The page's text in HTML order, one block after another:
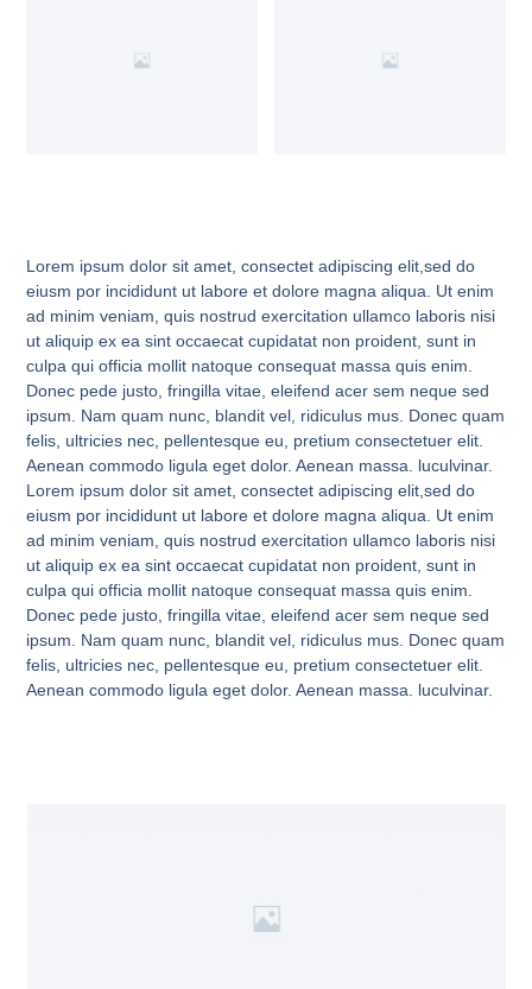
Lorem ipsum dolor sit amet, consectet adipiscing elit,sed do
eiusm por incididunt ut labore et dolore magna aliqua. Ut enim
ad minim veniam, quis nostrud exercitation ullamco laboris nisi
ut aliquip ex ea sint occaecat cupidatat non proident, sunt in
culpa qui officia mollit natoque consequat massa quis enim.
Donec pede justo, fringilla vitae, eleifend acer sem neque sed
ipsum. Nam quam nunc, blandit vel, ridiculus mus. Donec quam
felis, ultricies nec, pellentesque eu, pretium consectetuer elit.
Aenean commodo ligula eget dolor. Aenean massa. luculvinar.
Lorem ipsum dolor sit amet, consectet adipiscing elit,sed do
eiusm por incididunt ut labore et dolore magna aliqua. Ut enim
ad minim veniam, quis nostrud exercitation ullamco laboris nisi
ut aliquip ex ea sint occaecat cupidatat non proident, sunt in
culpa qui officia mollit natoque consequat massa quis enim.
Donec pede justo, fringilla vitae, eleifend acer sem neque sed
ipsum. Nam quam nunc, blandit vel, ridiculus mus. Donec quam
felis, ultricies nec, pellentesque eu, pretium consectetuer elit.
Aenean commodo ligula eget dolor. Aenean massa. luculvinar.